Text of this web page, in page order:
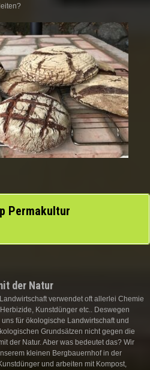
Permakultur
berücksichtigt.
und Fortgeschrittene
Uhr
2 Personen, max. 10 Personen
der Natur
verwendet oft allerlei Chemie
Kunstdünger etc.. Deswegen
für ökologische Landwirtschaft und
Grundsätzen nicht gegen die
der Natur. Aber was bedeutet das? Wir
kleinen Bergbauernhof in der
und arbeiten mit Kompost,